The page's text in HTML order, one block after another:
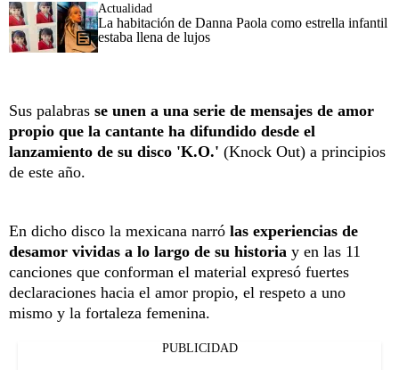
Actualidad
La habitación de Danna Paola como estrella infantil
estaba llena de lujos
Sus palabras se unen a una serie de mensajes de amor
propio que la cantante ha difundido desde el
lanzamiento de su disco 'K.O.' (Knock Out) a principios
de este año.
En dicho disco la mexicana narró las experiencias de
desamor vividas a lo largo de su historia y en las 11
canciones que conforman el material expresó fuertes
declaraciones hacia el amor propio, el respeto a uno
mismo y la fortaleza femenina.
PUBLICIDAD